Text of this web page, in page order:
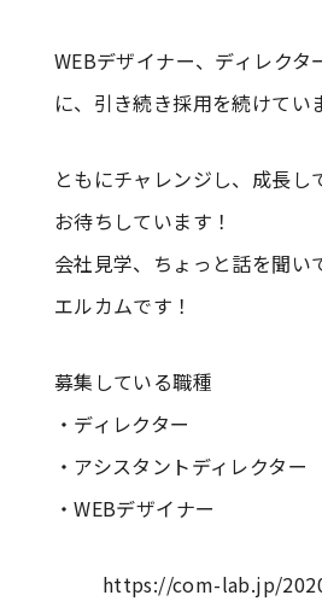
WEBデザイナー、ディレクタ
に、引き続き採用を続けてい
ともにチャレンジし、成長し
お待ちしています！
会社見学、ちょっと話を聞い
エルカムです！
募集している職種
・ディレクター
・アシスタントディレクター
・WEBデザイナー
https://com-lab.jp/